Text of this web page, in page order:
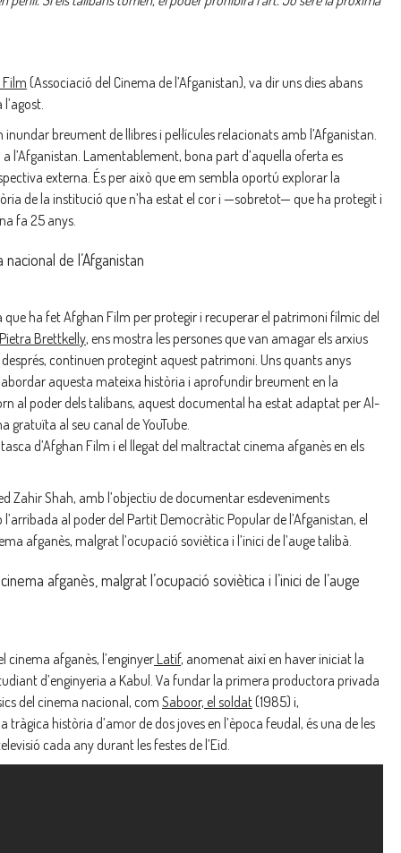
(Associació del Cinema de l’Afganistan), va dir uns dies abans
breument de llibres i pel·lícules relacionats amb l’Afganistan.
l’Afganistan. Lamentablement, bona part d’aquella oferta es
externa. És per això que em sembla oportú explorar la
de la institució que n’ha estat el cor i —sobretot— que ha protegit i
fa 25 anys.
de l’Afganistan
ha fet Afghan Film per protegir i recuperar el patrimoni fílmic del
Pietra Brettkelly, ens mostra les persones que van amagar els arxius
continuen protegint aquest patrimoni. Uns quants anys
aquesta mateixa història i aprofundir breument en la
al poder dels talibans, aquest documental ha estat adaptat per Al-
gratuïta al seu canal de YouTube.
d’Afghan Film i el llegat del maltractat cinema afganès en els
Zahir Shah, amb l’objectiu de documentar esdeveniments
al poder del Partit Democràtic Popular de l’Afganistan, el
afganès, malgrat l’ocupació soviètica i l’inici de l’auge talibà.
afganès, malgrat l’ocupació soviètica i l’inici de l’auge
cinema afganès, l’enginyerLatif, anomenat així en haver iniciat la
d’enginyeria a Kabul. Va fundar la primera productora privada
del cinema nacional, com Saboor, el soldat(1985) i,
història d’amor de dos joves en l’època feudal, és una de les
cada any durant les festes de l’Eid.